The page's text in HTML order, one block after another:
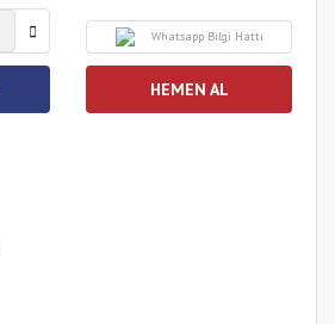
Whatsapp Bilgi Hattı
HEMEN AL